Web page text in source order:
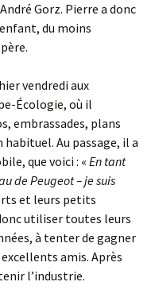
Gorz. Pierre a donc
du moins
vendredi aux
Écologie, où il
embrassades, plans
Au passage, il a
que voici : « En tant
de Peugeot – je suis
et leurs petits
utiliser toutes leurs
à tenter de gagner
amis. Après
l’industrie.